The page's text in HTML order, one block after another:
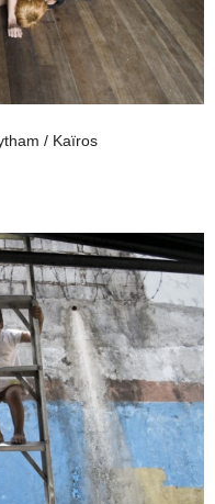
/ Kaïros